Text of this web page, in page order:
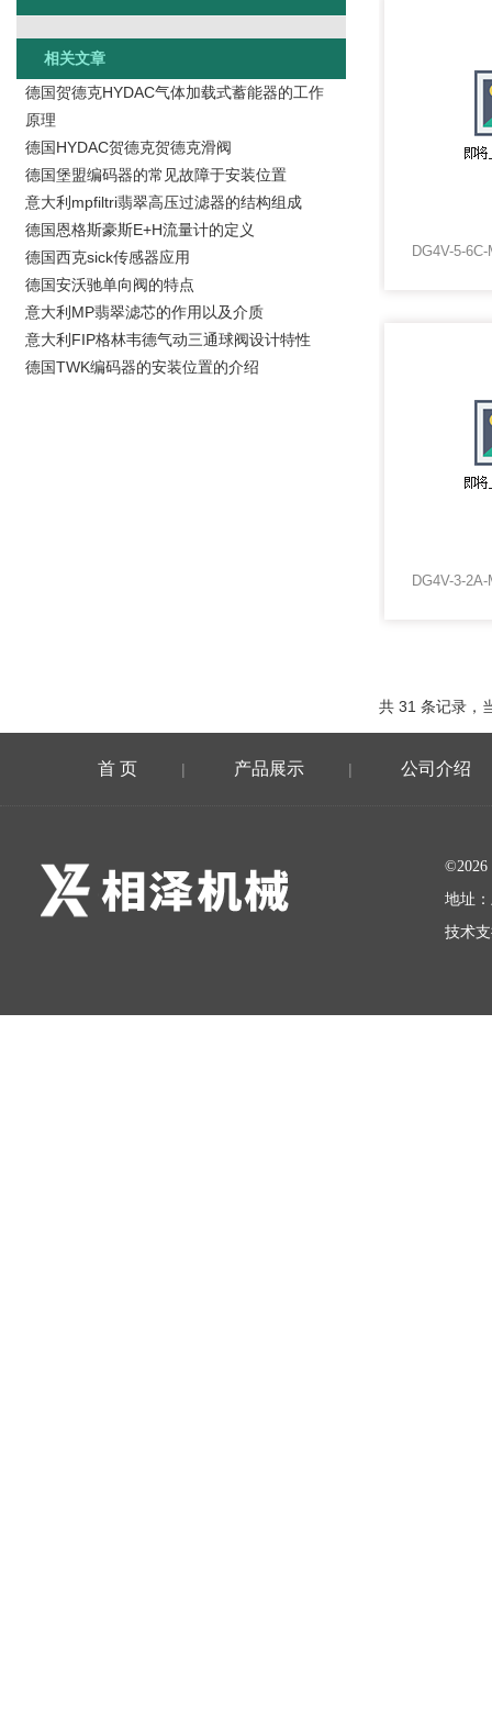
共 31 条记录
相关文章
德国贺德克HYDAC气体加载式蓄能器的工作
原理
德国HYDAC贺德克贺德克滑阀
德国堡盟编码器的常见故障于安装位置
意大利mpfiltri翡翠高压过滤器的结构组成
德国恩格斯豪斯E+H流量计的定义
德国西克sick传感器应用
德国安沃驰单向阀的特点
意大利MP翡翠滤芯的作用以及介质
意大利FIP格林韦德气动三通球阀设计特性
德国TWK编码器的安装位置的介绍
首 页 | 产品展示 | 公司介绍
地址
技术